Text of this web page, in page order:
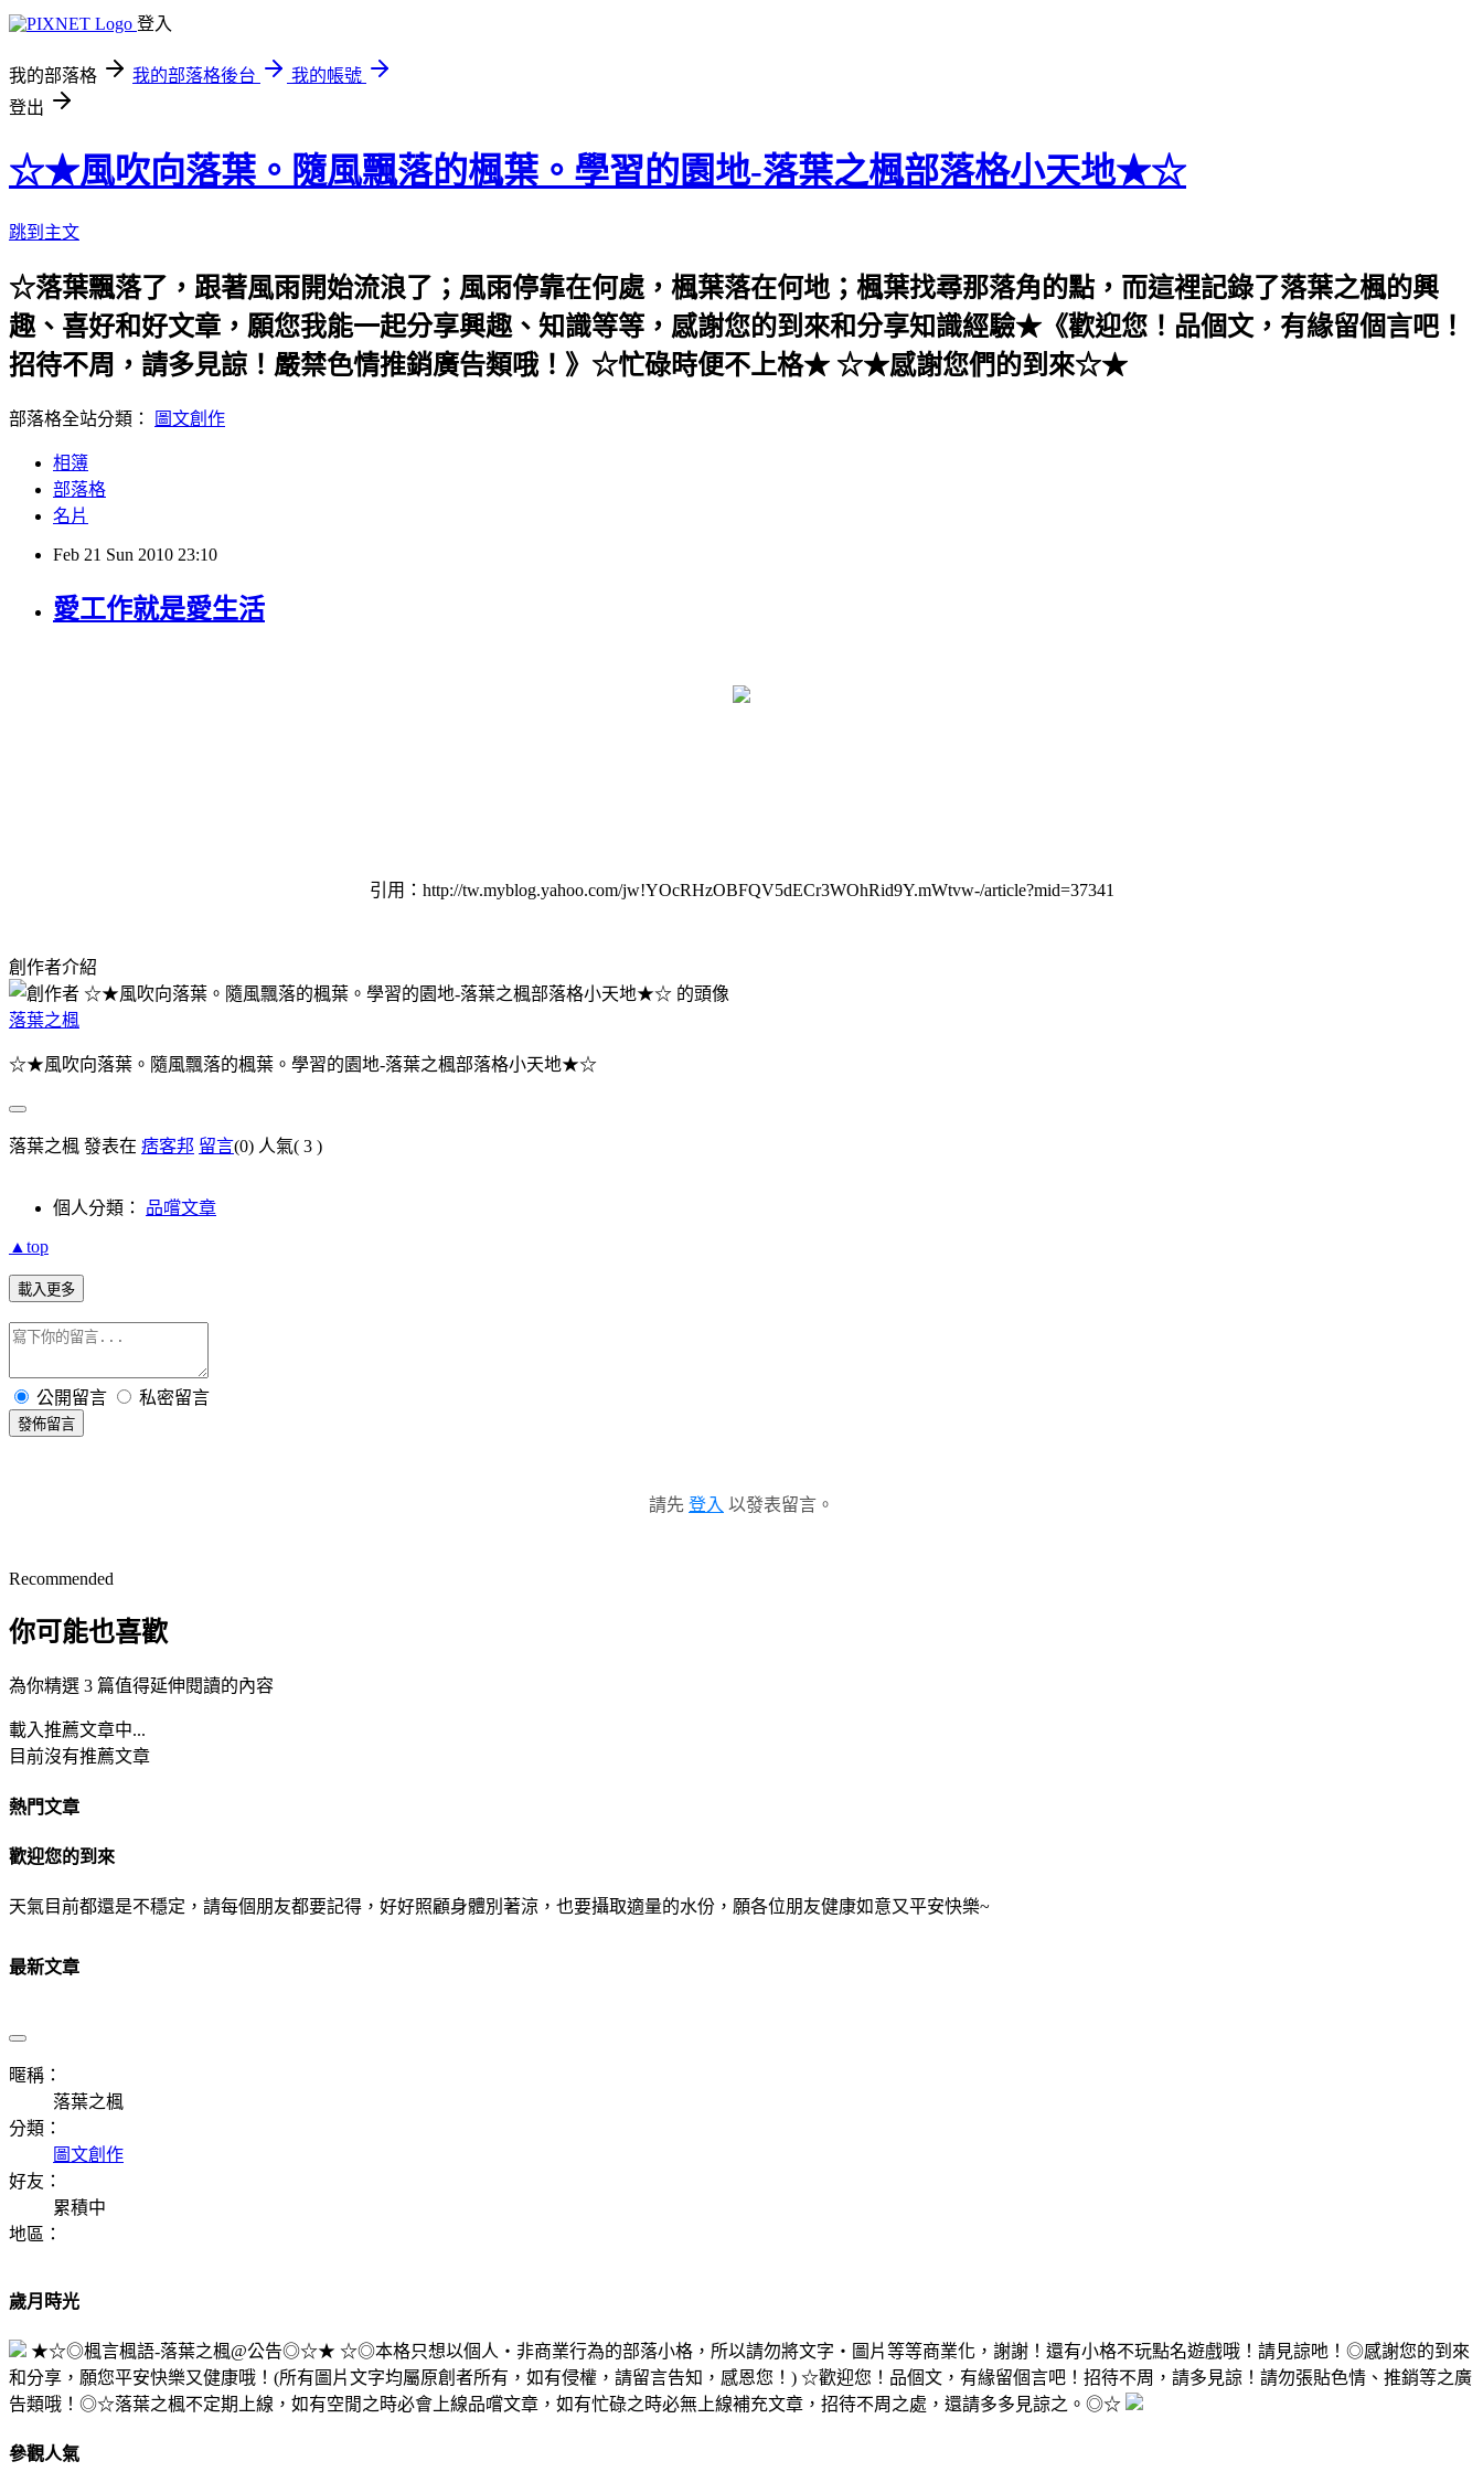
登入
我的部落格 我的部落格後台
我的帳號
登出
☆★風吹向落葉。隨風飄落的楓葉。學習的園地-落葉之楓部落格小天地★☆
跳到主文
☆落葉飄落了，跟著風雨開始流浪了；風雨停靠在何處，楓葉落在何地；楓葉找尋那落角的點，而這裡記錄了落葉之楓的興
趣、喜好和好文章，願您我能一起分享興趣、知識等等，感謝您的到來和分享知識經驗★《歡迎您！品個文，有緣留個言吧！
招待不周，請多見諒！嚴禁色情推銷廣告類哦！》☆忙碌時便不上格★ ☆★感謝您們的到來☆★
部落格全站分類： 圖文創作
相簿
部落格
名片
Feb 21 Sun 2010 23:10
愛工作就是愛生活
引用：http://tw.myblog.yahoo.com/jw!YOcRHzOBFQV5dECr3WOhRid9Y.mWtvw-/article?mid=37341
創作者介紹
落葉之楓
☆★風吹向落葉。隨風飄落的楓葉。學習的園地-落葉之楓部落格小天地★☆
落葉之楓 發表在 痞客邦 留言(0) 人氣( 3 )
個人分類： 品嚐文章
▲top
載入更多
公開留言 私密留言
發佈留言
請先 登入 以發表留言。
Recommended
你可能也喜歡
為你精選 3 篇值得延伸閱讀的內容
載入推薦文章中...
目前沒有推薦文章
熱門文章
歡迎您的到來
天氣目前都還是不穩定，請每個朋友都要記得，好好照顧身體別著涼，也要攝取適量的水份，願各位朋友健康如意又平安快樂~
最新文章
暱稱：
落葉之楓
分類：
圖文創作
好友：
累積中
地區：
歲月時光
★☆◎楓言楓語-落葉之楓@公告◎☆★ ☆◎本格只想以個人‧非商業行為的部落小格，所以請勿將文字‧圖片等等商業化，謝謝！還有小格不玩點名遊戲哦！請見諒吔！◎感謝您的到來
和分享，願您平安快樂又健康哦！(所有圖片文字均屬原創者所有，如有侵權，請留言告知，感恩您！) ☆歡迎您！品個文，有緣留個言吧！招待不周，請多見諒！請勿張貼色情、推銷等之廣
告類哦！◎☆落葉之楓不定期上線，如有空閒之時必會上線品嚐文章，如有忙碌之時必無上線補充文章，招待不周之處，還請多多見諒之。◎☆
參觀人氣